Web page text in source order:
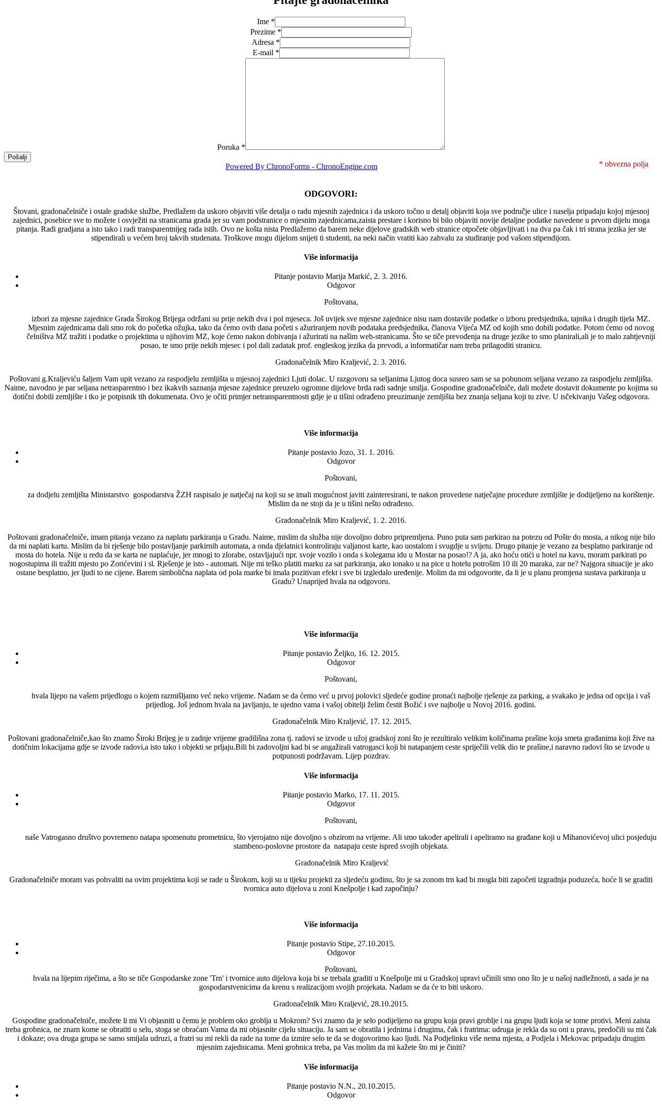
Ime *
Prezime *
Adresa *
E-mail *
Poruka *
* obvezna polja
Powered By ChronoForms - ChronoEngine.com
ODGOVORI:
Štovani, gradonačelniče i ostale gradske službe, Predlažem da uskoro objaviti više detalja o radu mjesnih zajednica i da uskoro točno u detalj objaviti koja sve područje ulice i naselja pripadaju kojoj mjesnoj
zajednici, posebice sve to možete i osvježiti na stranicama grada jer su vam podstranice o mjesnim zajednicama,zaista prestare i korisno bi bilo objaviti novije detaljne podatke navedene u prvom dijelu moga
pitanja. Radi gradjana a isto tako i radi transparentnijeg rada istih. Ovo ne košta nista Predlažemo da barem neke dijelove gradskih web stranice otpočete objavljivati i na dva pa čak i tri strana jezika jer ste
stipendirali u većem broj takvih studenata. Troškove mogu dijelom snijeti ti studenti, na neki način vratiti kao zahvalu za studiranje pod vašom stipendijom.
Više informacija
Pitanje postavio Marija Markić, 2. 3. 2016.
Odgovor
Poštovana,
izbori za mjesne zajednice Grada Širokog Brijega održani su prije nekih dva i pol mjeseca. Još uvijek sve mjesne zajednice nisu nam dostavile podatke o izboru predsjednika, tajnika i drugih tijela MZ.
Mjesnim zajednicama dali smo rok do početka ožujka, tako da ćemo ovih dana početi s ažuriranjem novih podataka predsjednika, članova Vijeća MZ od kojih smo dobili podatke. Potom ćemo od novog
čelništva MZ tražiti i podatke o projektima u njihovim MZ, koje ćemo nakon dobivanja i ažurirati na našim web-stranicama. Što se tiče prevođenja na druge jezike to smo planirali,ali je to malo zahtjevniji
posao, te smo prije nekih mjesec i pol dali zadatak prof. engleskog jezika da prevodi, a informatičar nam treba prilagoditi stranicu.
Gradonačelnik Miro Kraljević, 2. 3. 2016.
Poštovani g.Kraljeviću šaljem Vam upit vezano za raspodjelu zemljišta u mjesnoj zajednici Ljuti dolac. U razgovoru sa seljanima Ljutog doca susreo sam se sa pobunom seljana vezano za raspodjelu zemljišta.
Naime, navodno je par seljana netrasparentno i bez ikakvih saznanja mjesne zajednice preuzelo ogromne dijelove brda radi sadnje smilja. Gospodine gradonačelniče, dali možete dostavit dokumente po kojima su
dotični dobili zemljište i tko je potpisnik tih dokumenata. Ovo je očiti primjer netransparentnosti gdje je u tišini odrađeno preuzimanje zemljišta bez znanja seljana koji tu zive. U isčekivanju Vašeg odgovora.
Više informacija
Pitanje postavio Jozo, 31. 1. 2016.
Odgovor
Poštovani,
za dodjelu zemljišta Ministarstvo gospodarstva ŽZH raspisalo je natječaj na koji su se imali mogućnost javiti zainteresirani, te nakon provedene natječajne procedure zemljište je dodijeljeno na korištenje.
Mislim da ne stoji da je u tišini nešto odrađeno.
Gradonačelnik Miro Kraljević, 1. 2. 2016.
Poštovani gradonačelniče, imam pitanja vezano za naplatu parkiranja u Gradu. Naime, mislim da služba nije dovoljno dobro pripremljena. Puno puta sam parkirao na potezu od Pošte do mosta, a nikog nije bilo
da mi naplati kartu. Mislim da bi rješenje bilo postavljanje parkirnih automata, a onda djelatnici kontroliraju valjanost karte, kao uostalom i svugdje u svijetu. Drugo pitanje je vezano za besplatno parkiranje od
mosta do hotela. Nije u redu da se karta ne naplaćuje, jer mnogi to zlorabe, ostavljajući npr. svoje vozilo i onda s kolegama idu u Mostar na posao!? A ja, ako hoću otići u hotel na kavu, moram parkirati po
nogostupima ili tražiti mjesto po Zorićevini i sl. Rješenje je isto - automati. Nije mi teško platiti marku za sat parkiranja, ako ionako u na pice u hotelu potrošim 10 ili 20 maraka, zar ne? Najgora situacije je ako
ostane besplatno, jer ljudi to ne cijene. Barem simbolična naplata od pola marke bi imala pozitivan efekt i sve bi izgledalo uređenije. Molim da mi odgovorite, da li je u planu promjena sustava parkiranja u
Gradu? Unaprijed hvala na odgovoru.
Više informacija
Pitanje postavio Željko, 16. 12. 2015.
Odgovor
Poštovani,
hvala lijepo na vašem prijedlogu o kojem razmišljamo već neko vrijeme. Nadam se da ćemo već u prvoj polovici sljedeće godine pronaći najbolje rješenje za parking, a svakako je jedna od opcija i vaš
prijedlog. Još jednom hvala na javljanju, te ujedno vama i vašoj obitelji želim čestit Božić i sve najbolje u Novoj 2016. godini.
Gradonačelnik Miro Kraljević, 17. 12. 2015.
Poštovani gradonačelniče,kao što znamo Široki Brijeg je u zadnje vrijeme gradilišna zona tj. radovi se izvode u užoj gradskoj zoni što je rezultiralo velikim količinama prašine koja smeta građanima koji žive na
dotičnim lokacijama gdje se izvode radovi,a isto tako i objekti se prljaju.Bili bi zadovoljni kad bi se angažirali vatrogasci koji bi natapanjem ceste spriječili velik dio te prašine,i naravno radovi što se izvode u
potpunosti podržavam. Lijep pozdrav.
Više informacija
Pitanje postavio Marko, 17. 11. 2015.
Odgovor
Poštovani,
naše Vatrogasno društvo povremeno natapa spomenutu prometnicu, što vjerojatno nije dovoljno s obzirom na vrijeme. Ali smo također apelirali i apeliramo na građane koji u Mihanovićevoj ulici posjeduju
stambeno-poslovne prostore da natapaju ceste ispred svojih objekata.
Gradonačelnik Miro Kraljević
Gradonačelniče moram vas pohvaliti na ovim projektima koji se rade u Širokom, koji su u tijeku projekti za sljedeću godinu, što je sa zonom trn kad bi mogla biti započeti izgradnja poduzeća, hoće li se graditi
tvornica auto dijelova u zoni Knešpolje i kad započinju?
Više informacija
Pitanje postavio Stipe, 27.10.2015.
Odgovor
Poštovani,
hvala na lijepim riječima, a što se tiče Gospodarske zone 'Trn' i tvornice auto dijelova koja bi se trebala graditi u Knešpolje mi u Gradskoj upravi učinili smo ono što je u našoj nadležnosti, a sada je na
gospodarstvenicima da krenu s realizacijom svojih projekata. Nadam se da će to biti uskoro.
Gradonačelnik Miro Kraljević, 28.10.2015.
Gospodine gradonačelniče, možete li mi Vi objasniti u čemu je problem oko groblja u Mokrom? Svi znamo da je selo podijeljeno na grupu koja pravi groblje i na grupu ljudi koja se tome protivi. Meni zaista
treba grobnica, ne znam kome se obratiti u selu, stoga se obraćam Vama da mi objasnite cijelu situaciju. Ja sam se obratila i jednima i drugima, čak i fratrima: udruga je rekla da su oni u pravu, predočili su mi čak
i dokaze; ova druga grupa se samo smijala udruzi, a fratri su mi rekli da rade na tome da izmire selo te da se dogovorimo kao ljudi. Na Podjelinku više nema mjesta, a Podjela i Mekovac pripadaju drugim
mjesnim zajednicama. Meni grobnica treba, pa Vas molim da mi kažete što mi je činiti?
Više informacija
Pitanje postavio N.N., 20.10.2015.
Odgovor